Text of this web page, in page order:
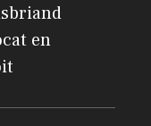
en